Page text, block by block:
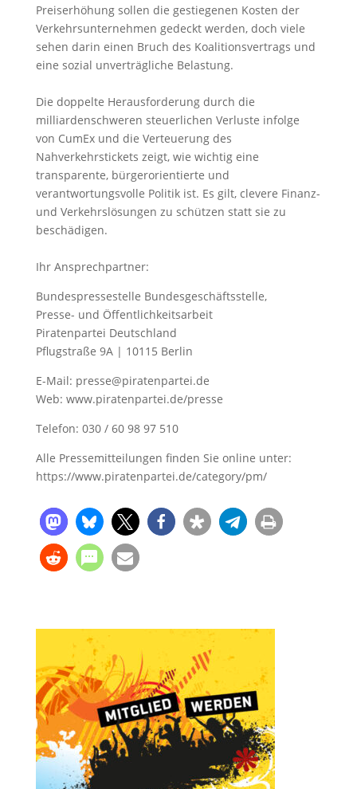
Preiserhöhung sollen die gestiegenen Kosten der
Verkehrsunternehmen gedeckt werden, doch viele
sehen darin einen Bruch des Koalitionsvertrags und
eine sozial unverträgliche Belastung.
Die doppelte Herausforderung durch die
milliardenschweren steuerlichen Verluste infolge
von CumEx und die Verteuerung des
Nahverkehrstickets zeigt, wie wichtig eine
transparente, bürgerorientierte und
verantwortungsvolle Politik ist. Es gilt, clevere Finanz-
und Verkehrslösungen zu schützen statt sie zu
beschädigen.
Ihr Ansprechpartner:
Bundespressestelle Bundesgeschäftsstelle,
Presse- und Öffentlichkeitsarbeit
Piratenpartei Deutschland
Pflugstraße 9A | 10115 Berlin
E-Mail: presse@piratenpartei.de
Web: www.piratenpartei.de/presse
Telefon: 030 / 60 98 97 510
Alle Pressemitteilungen finden Sie online unter:
https://www.piratenpartei.de/category/pm/